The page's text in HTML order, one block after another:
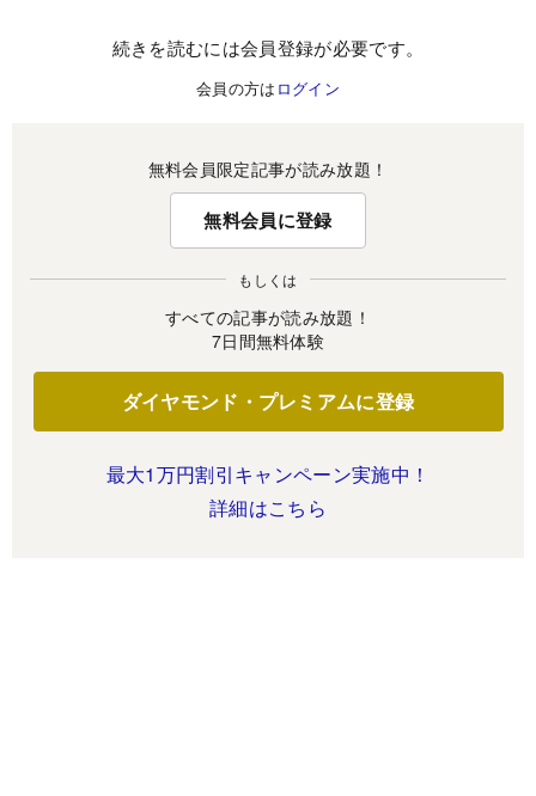
続きを読むには会員登録が必要です。
会員の方は ログイン
無料会員限定記事が読み放題！
無料会員に登録
もしくは
すべての記事が読み放題！
7日間無料体験
ダイヤモンド・プレミアムに登録
最大1万円割引キャンペーン実施中！
詳細はこちら